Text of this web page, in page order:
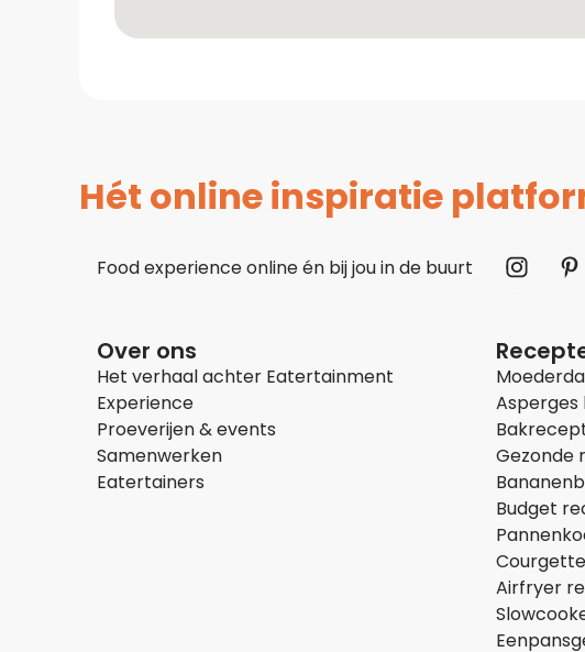
Hét online inspiratie
Food experience online én bij jou in de buurt
Over ons
Het verhaal achter Eatertainment
Experience
Proeverijen & events
Samenwerken
Eatertainers
Asperges
Gezonde
Budget
Airfryer